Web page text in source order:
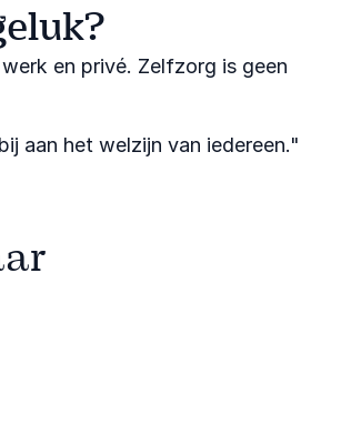
en privé. Zelfzorg is geen
aan het welzijn van iedereen."​